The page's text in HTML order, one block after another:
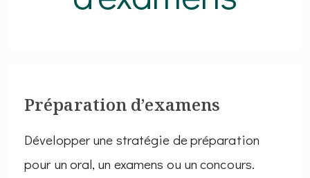
Préparation d’examens
Développer une stratégie de préparation
pour un oral, un examens ou un concours.